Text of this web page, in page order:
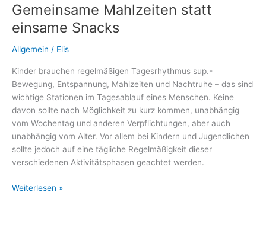
tun
Ein
Plädoyer
einen
gelasseneren
Umgang
mit
Blutzuckerwerten
Gemeinsame Mahlzeiten statt
einsame Snacks
Allgemein / Elis
Kinder brauchen regelmäßigen Tagesrhythmus sup.-
Bewegung, Entspannung, Mahlzeiten und Nachtruhe – das sind
wichtige Stationen im Tagesablauf eines Menschen. Keine
davon sollte nach Möglichkeit zu kurz kommen, unabhängig
vom Wochentag und anderen Verpflichtungen, aber auch
unabhängig vom Alter. Vor allem bei Kindern und Jugendlichen
sollte jedoch auf eine tägliche Regelmäßigkeit dieser
verschiedenen Aktivitätsphasen geachtet werden.
Gemeinsame
Weiterlesen »